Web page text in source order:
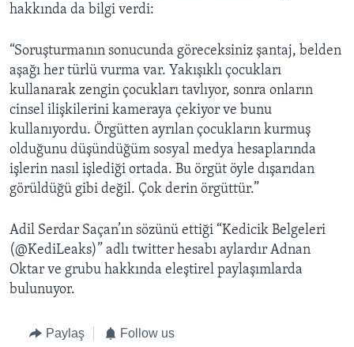
hakkında da bilgi verdi:
“Soruşturmanın sonucunda göreceksiniz şantaj, belden
aşağı her türlü vurma var. Yakışıklı çocukları
kullanarak zengin çocukları tavlıyor, sonra onların
cinsel ilişkilerini kameraya çekiyor ve bunu
kullanıyordu. Örgütten ayrılan çocukların kurmuş
olduğunu düşündüğüm sosyal medya hesaplarında
işlerin nasıl işlediği ortada. Bu örgüt öyle dışarıdan
görüldüğü gibi değil. Çok derin örgüttür.”
Adil Serdar Saçan’ın sözünü ettiği “Kedicik Belgeleri
(@KediLeaks)” adlı twitter hesabı aylardır Adnan
Oktar ve grubu hakkında eleştirel paylaşımlarda
bulunuyor.
Paylaş Follow us